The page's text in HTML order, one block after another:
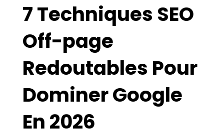
7 Techniques SEO
Off-page
Redoutables Pour
Dominer Google
En 2026